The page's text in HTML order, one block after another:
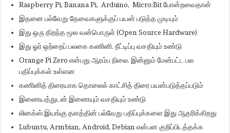
Raspberry Pi, Banana Pi, Arduino, Micro:Bit போன்றவைதான்
இதனை பல்வேறு தேவைகளுக்குப் பயன் படுத்த முடியும்
இது ஒரு திறந்த மூல வன்பொருள் (Open Source Hardware)
இது ஓர் ஒற்றைப் பலகை கணினி. நீட்டிப்பு வசதியும் உண்டு
Orange Pi Zero என்பது ஆரம்ப நிலை. இன்னும் மேன்பட்ட பல
பதிப்புக்கள் உள்ளன
கணினித் திரையாக தொலைக் காட்சித் திரை பயன்படுத்தப்படும்
இணையத்துடன் இணையும் வசதியும் உண்டு
லினக்ஸ் இயங்கு தளத்தின் பல்வேறு பதிப்புக்களை இது ஆதரிக்கிறது
Lubuntu, Armbian, Android, Debian என்பன குறிப்பிடத்தக்க